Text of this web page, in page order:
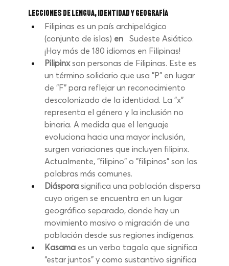
Lecciones de lengua, identidad y geografía
Filipinas es un país archipelágico
(conjunto de islas) en
Sudeste Asiático.
¡Hay más de 180 idiomas en Filipinas!
Pilipinx son personas de Filipinas. Este es
un término solidario que usa "P" en lugar
de "F" para reflejar un reconocimiento
descolonizado de la identidad. La "x"
representa el género y la inclusión no
binaria. A medida que el lenguaje
evoluciona hacia una mayor inclusión,
surgen variaciones que incluyen filipinx.
Actualmente, "filipino" o "filipinos" son las
palabras más comunes.
Diáspora significa una población dispersa
cuyo origen se encuentra en un lugar
geográfico separado, donde hay un
movimiento masivo o migración de una
población desde sus regiones indígenas.
Kasama es un verbo tagalo que significa
“estar juntos” y como sustantivo significa